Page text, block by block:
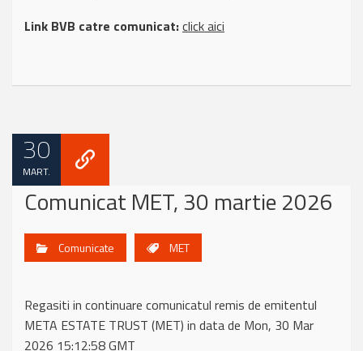
Link BVB catre comunicat:click aici
30
MART.
Comunicat MET, 30 martie 2026
Comunicate MET
Regasiti in continuare comunicatul remis de emitentul
META ESTATE TRUST (MET) in data de Mon, 30 Mar
2026 15:12:58 GMT